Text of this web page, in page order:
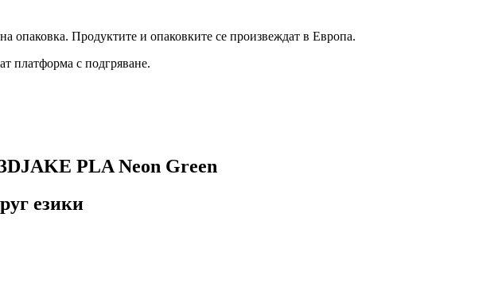
опаковка. Продуктите и опаковките се произвеждат в Европа.
платформа с подгряване.
PLA Neon Green
езики